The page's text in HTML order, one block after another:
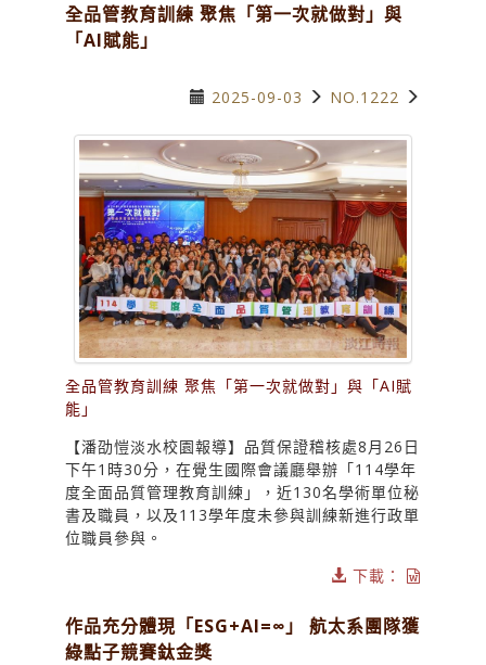
全品管教育訓練 聚焦「第一次就做對」與
「AI賦能」
2025-09-03 NO.1222
全品管教育訓練 聚焦「第一次就做對」與「AI賦
能」
【潘劭愷淡水校園報導】品質保證稽核處8月26日
下午1時30分，在覺生國際會議廳舉辦「114學年
度全面品質管理教育訓練」，近130名學術單位秘
書及職員，以及113學年度未參與訓練新進行政單
位職員參與。
下載：
作品充分體現「ESG+AI=∞」 航太系團隊獲
綠點子競賽鈦金獎